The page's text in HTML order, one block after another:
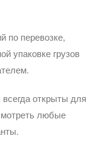
по перевозке,
упаковке грузов
открыты для
любые